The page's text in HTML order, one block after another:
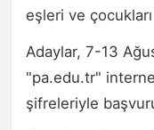
eşleri ve
Adaylar, 7-13
"pa.edu.tr"
şifreleriyle